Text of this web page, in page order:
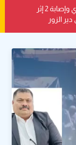
الدفاع السورية: مقتل جندي وإصابة 2 إثر
الزور